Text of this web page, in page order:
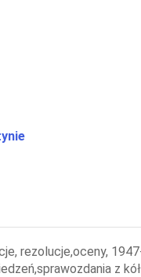
rezolucje,oceny,
z